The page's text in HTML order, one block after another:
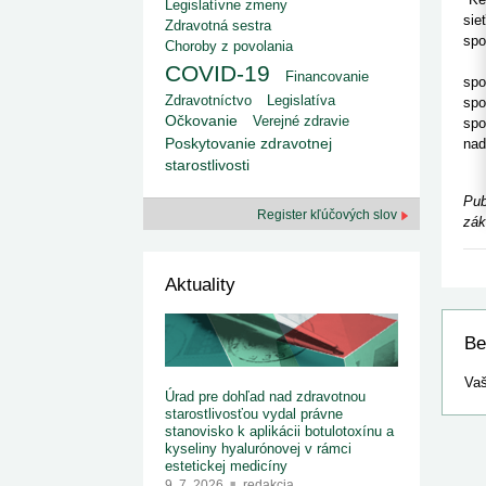
1. 7. 2026
redakcia
Ministerstvo zdravotníctva zverejnilo aktualizovaný
zoznam kategori...
29. 6. 2026
redakcia
Rezort zdravotníctva zverejnil zoznam
kategorizovaných špeciálnych ...
29. 6. 2026
redakcia
Výzva na podporu dostupnosti zdravotnej
starostlivosti v centrách z...
Od 1. augusta 2026 sa
implementáciu nových
Legislatívne zmeny
Zdravotná sestra
Choroby z povolania
COVID-19
Financovanie
Zdravotníctvo
Legislatíva
Očkovanie
Verejné zdravie
Poskytovanie zdravotnej
starostlivosti
Register kľúčových slov
Aktuality
Úrad pre dohľad nad zdravotnou
starostlivosťou vydal právne
stanovisko k aplikácii botulotoxínu a
kyseliny hyalurónovej v rámci
estetickej medicíny